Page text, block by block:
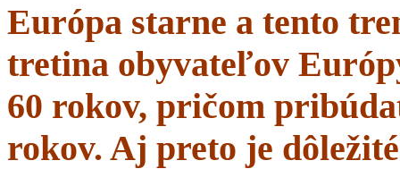
Európa starne a tento
tretina obyvateľov
60 rokov, pričom
rokov. Aj preto je